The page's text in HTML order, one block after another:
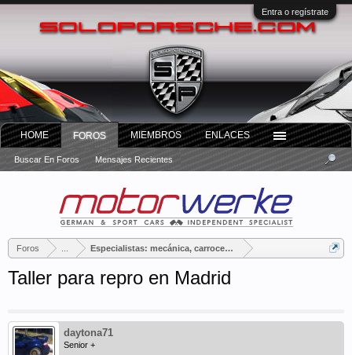
Entra o regístrate
Foros Especialistas: mecánica, carrocería, tapicería...
Taller para repro en Madrid
daytona71
Senior +
HOME FOROS
Buscar En Foros Mensajes Recientes
MIEMBROS ENLACES